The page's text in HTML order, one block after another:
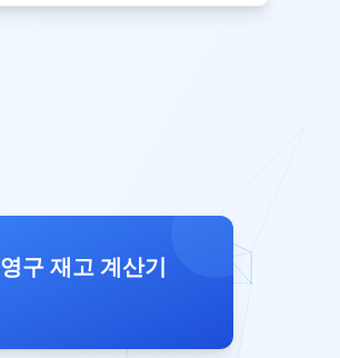
영구 재고 계산기